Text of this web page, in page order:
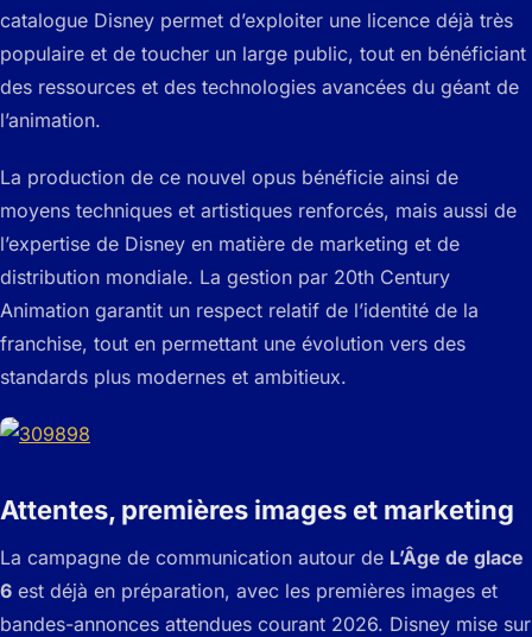
catalogue Disney permet d’exploiter une licence déjà très
populaire et de toucher un large public, tout en bénéficiant
des ressources et des technologies avancées du géant de
l’animation.
La production de ce nouvel opus bénéficie ainsi de
moyens techniques et artistiques renforcés, mais aussi de
l’expertise de Disney en matière de marketing et de
distribution mondiale. La gestion par 20th Century
Animation garantit un respect relatif de l’identité de la
franchise, tout en permettant une évolution vers des
standards plus modernes et ambitieux.
Attentes, premières images et marketing
La campagne de communication autour de L’Âge de glace
6 est déjà en préparation, avec les premières images et
bandes-annonces attendues courant 2026. Disney mise sur